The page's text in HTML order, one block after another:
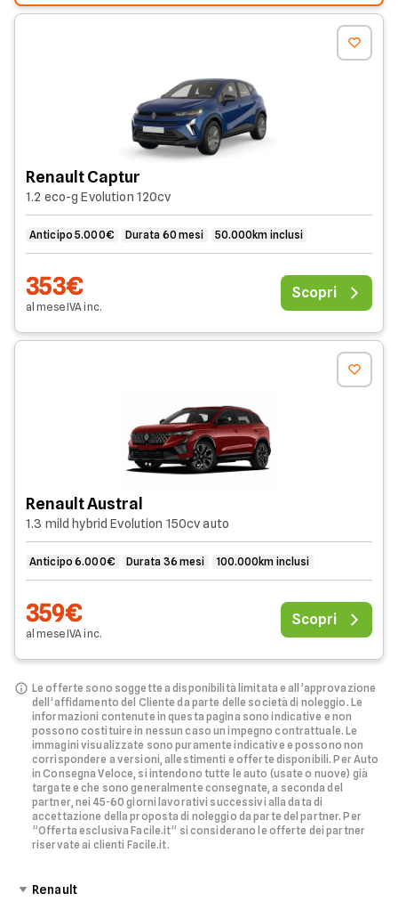
Renault Captur
1.2 eco-g Evolution 120cv
Anticipo 5.000€ Durata 60 mesi 50.000km inclusi
353€
al meseIVAinc.
Scopri
Renault Austral
1.3 mild hybrid Evolution 150cv auto
Anticipo 6.000€ Durata 36 mesi 100.000km inclusi
359€
al meseIVAinc.
Scopri
Le offerte sono soggette a disponibilità limitata e all’approvazione
dell’affidamento del Cliente da parte delle società di noleggio. Le
informazioni contenute in questa pagina sono indicative e non
possono costituire in nessun caso un impegno contrattuale. Le
immagini visualizzate sono puramente indicative e possono non
corrispondere a versioni, allestimenti e offerte disponibili. Per Auto
in Consegna Veloce, si intendono tutte le auto (usate o nuove) già
targate e che sono generalmente consegnate, a seconda del
partner, nei 45-60 giorni lavorativi successivi alla data di
accettazione della proposta di noleggio da parte del partner. Per
”Offerta esclusiva Facile.it” si considerano le offerte dei partner
riservate ai clienti Facile.it.
Renault